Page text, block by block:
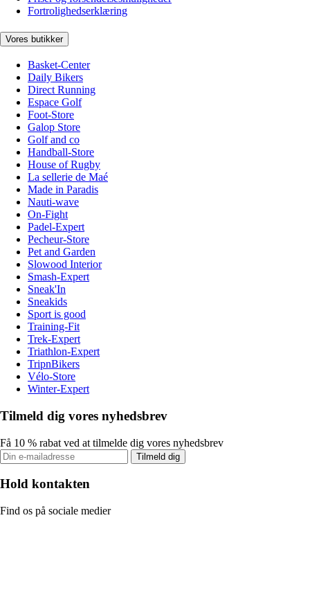
Fortrolighedserklæring
Vores butikker
Basket-Center
Daily Bikers
Direct Running
Espace Golf
Foot-Store
Galop Store
Golf and co
Handball-Store
House of Rugby
La sellerie de Maé
Made in Paradis
Nauti-wave
On-Fight
Padel-Expert
Pecheur-Store
Pet and Garden
Slowood Interior
Smash-Expert
Sneak'In
Sneakids
Sport is good
Training-Fit
Trek-Expert
Triathlon-Expert
TripnBikers
Vélo-Store
Winter-Expert
Tilmeld dig vores nyhedsbrev
Få 10 % rabat ved at tilmelde dig vores nyhedsbrev
Tilmeld dig
Hold kontakten
Find os på sociale medier